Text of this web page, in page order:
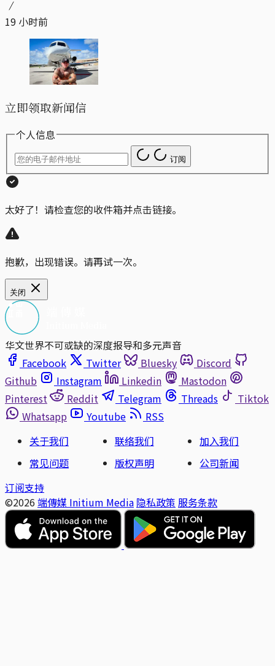
19 小时前
立即领取新闻信
个人信息
订阅
太好了！请检查您的收件箱并点击链接。
抱歉，出现错误。请再试一次。
关闭
华文世界不可或缺的深度报导和多元声音
Facebook
Twitter Bluesky
Discord
Github
Instagram Linkedin
Mastodon
Pinterest
Reddit Telegram Threads
Tiktok
Whatsapp
Youtube
RSS
关于我们
联络我们
加入我们
常见问题
版权声明
公司新闻
订阅支持
©2026 端傳媒 Initium Media 隐私政策 服务条款